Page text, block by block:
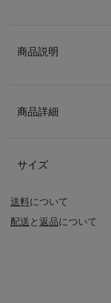
送料について
配送と返品について
商品説明
商品詳細
サイズ